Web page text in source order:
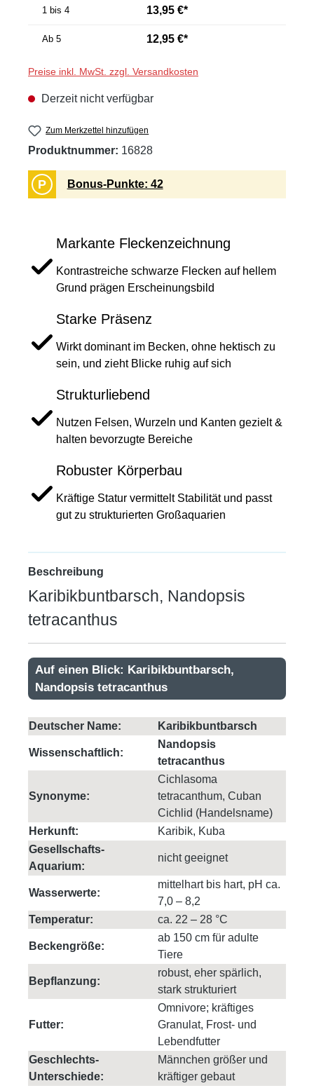
1 bis 4 13,95 €*
Ab 5 12,95 €*
Preise inkl. MwSt. zzgl. Versandkosten
Derzeit nicht verfügbar
Zum Merkzettel hinzufügen
Produktnummer: 16828
P Bonus-Punkte: 42
Markante Fleckenzeichnung
Kontrastreiche schwarze Flecken auf hellem
Grund prägen Erscheinungsbild
Starke Präsenz
Wirkt dominant im Becken, ohne hektisch zu
sein, und zieht Blicke ruhig auf sich
Strukturliebend
Nutzen Felsen, Wurzeln und Kanten gezielt &
halten bevorzugte Bereiche
Robuster Körperbau
Kräftige Statur vermittelt Stabilität und passt
gut zu strukturierten Großaquarien
Beschreibung
Karibikbuntbarsch, Nandopsis
tetracanthus
Auf einen Blick: Karibikbuntbarsch,
Nandopsis tetracanthus
Deutscher Name: Karibikbuntbarsch
Wissenschaftlich:
Nandopsis
tetracanthus
Synonyme:
Cichlasoma
tetracanthum, Cuban
Cichlid (Handelsname)
Herkunft:
Karibik, Kuba
Gesellschafts-
Aquarium:
nicht geeignet
Wasserwerte:
mittelhart bis hart, pH ca.
7,0 – 8,2
Temperatur:
ca. 22 – 28 °C
Beckengröße:
ab 150 cm für adulte
Tiere
Bepflanzung:
robust, eher spärlich,
stark strukturiert
Futter:
Omnivore; kräftiges
Granulat, Frost- und
Lebendfutter
Geschlechts-
Unterschiede:
Männchen größer und
kräftiger gebaut